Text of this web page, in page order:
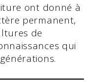
ont donné à
permanent,
de
qui